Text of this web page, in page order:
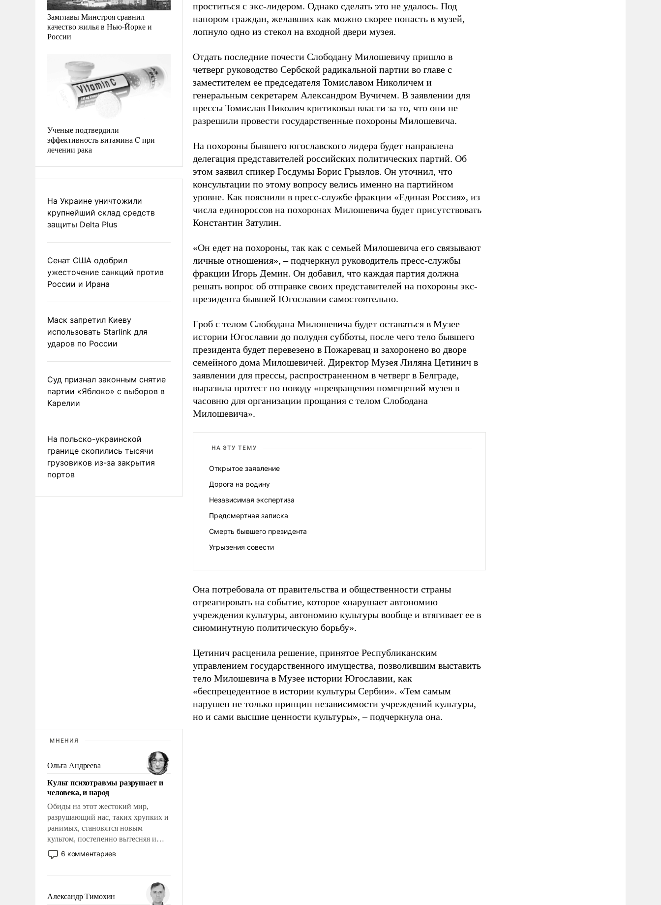
Замглавы Минстроя сравнил
качество жилья в Нью-Йорке и
России
Ученые подтвердили
эффективность витамина C при
лечении рака
На Украине уничтожили
крупнейший склад средств
защиты Delta Plus
Сенат США одобрил
ужесточение санкций против
России и Ирана
Маск запретил Киеву
использовать Starlink для
ударов по России
Суд признал законным снятие
партии «Яблоко» с выборов в
Карелии
На польско-украинской
границе скопились тысячи
грузовиков из-за закрытия
портов
МНЕНИЯ
Ольга Андреева
Культ психотравмы разрушает и
человека, и народ
Обиды на этот жестокий мир,
разрушающий нас, таких хрупких и
ранимых, становятся новым
культом, постепенно вытесняя и
отменяя традиционное требование к
человеку – быть мужественным и
на себя ответственность, помогать
слабым, идти вперед и
6 комментариев
Александр Тимохин
проститься с экс-лидером. Однако сделать это не удалось. Под
напором граждан, желавших как можно скорее попасть в музей,
лопнуло одно из стекол на входной двери музея.
Отдать последние почести Слободану Милошевичу пришло в
четверг руководство Сербской радикальной партии во главе с
заместителем ее председателя Томиславом Николичем и
генеральным секретарем Александром Вучичем. В заявлении для
прессы Томислав Николич критиковал власти за то, что они не
разрешили провести государственные похороны Милошевича.
На похороны бывшего югославского лидера будет направлена
делегация представителей российских политических партий. Об
этом заявил спикер Госдумы Борис Грызлов. Он уточнил, что
консультации по этому вопросу велись именно на партийном
уровне. Как пояснили в пресс-службе фракции «Единая Россия», из
числа единороссов на похоронах Милошевича будет присутствовать
Константин Затулин.
«Он едет на похороны, так как с семьей Милошевича его связывают
личные отношения», – подчеркнул руководитель пресс-службы
фракции Игорь Демин. Он добавил, что каждая партия должна
решать вопрос об отправке своих представителей на похороны экс-
президента бывшей Югославии самостоятельно.
Гроб с телом Слободана Милошевича будет оставаться в Музее
истории Югославии до полудня субботы, после чего тело бывшего
президента будет перевезено в Пожаревац и захоронено во дворе
семейного дома Милошевичей. Директор Музея Лиляна Цетинич в
заявлении для прессы, распространенном в четверг в Белграде,
выразила протест по поводу «превращения помещений музея в
часовню для организации прощания с телом Слободана
Милошевича».
НА ЭТУ ТЕМУ
Открытое заявление
Дорога на родину
Независимая экспертиза
Предсмертная записка
Смерть бывшего президента
Угрызения совести
Она потребовала от правительства и общественности страны
отреагировать на событие, которое «нарушает автономию
учреждения культуры, автономию культуры вообще и втягивает ее в
сиюминутную политическую борьбу».
Цетинич расценила решение, принятое Республиканским
управлением государственного имущества, позволившим выставить
тело Милошевича в Музее истории Югославии, как
«беспрецедентное в истории культуры Сербии». «Тем самым
нарушен не только принцип независимости учреждений культуры,
но и сами высшие ценности культуры», – подчеркнула она.